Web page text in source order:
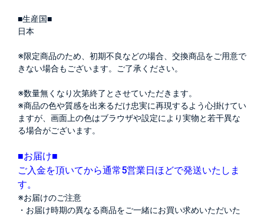
■生産国■
日本
※限定商品のため、初期不良などの場合、交換商品をご用意で
きない場合もございます。ご了承ください。
※数量無くなり次第終了とさせていただきます。
※商品の色や質感を出来るだけ忠実に再現するよう心掛けてい
ますが、画面上の色はブラウザや設定により実物と若干異な
る場合がございます。
■お届け■
ご入金を頂いてから通常5営業日ほどで発送いたしま
す。
※お届けのご注意
・お届け時期の異なる商品をご一緒にお買い求めいただいた